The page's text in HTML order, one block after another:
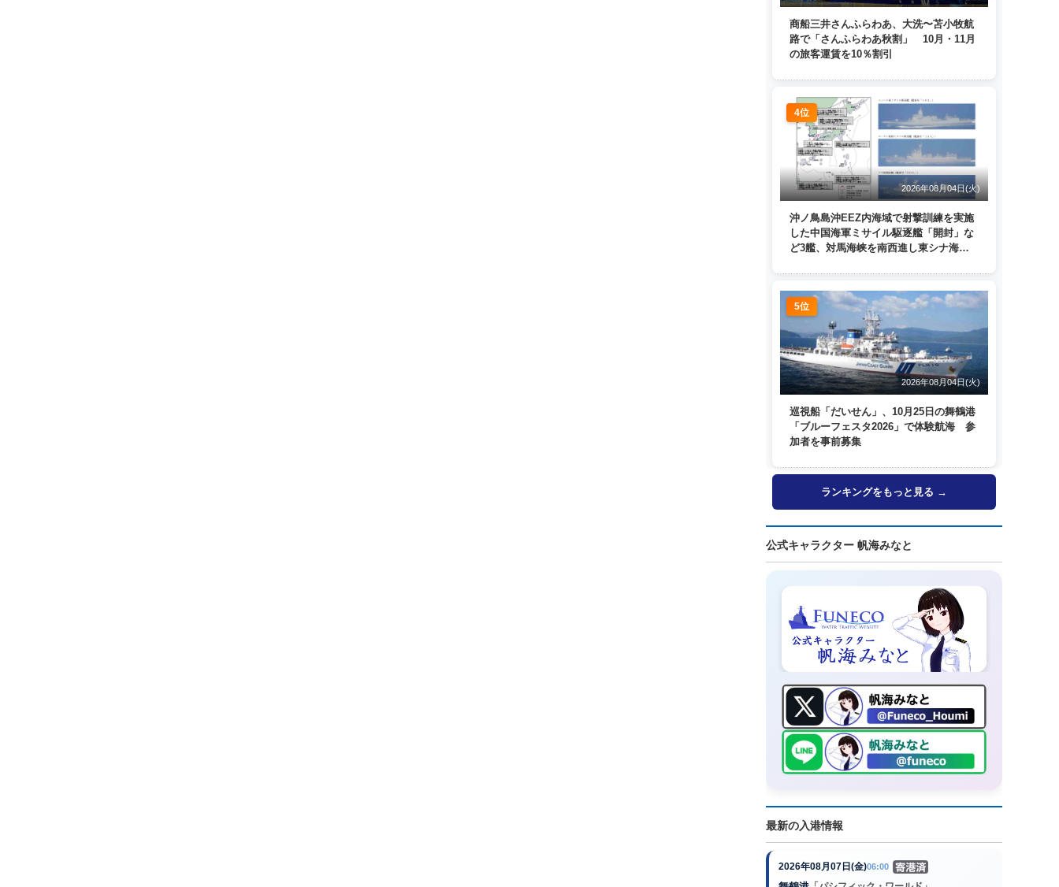
商船三井さんふらわあ、大洗〜苫小牧航
路で「さんふらわあ秋割」 10月・11月
の旅客運賃を10％割引
4位
2026年08月04日(火)
沖ノ鳥島沖EEZ内海域で射撃訓練を実施
した中国海軍ミサイル駆逐艦「開封」な
ど3艦、対馬海峡を南西進し東シナ海
5位
2026年08月04日(火)
巡視船「だいせん」、10月25日の舞鶴港
「ブルーフェスタ2026」で体験航海 参
加者を事前募集
ランキングをもっと見る →
公式キャラクター 帆海みなと
最新の入港情報
2026年08月07日(金)06:00